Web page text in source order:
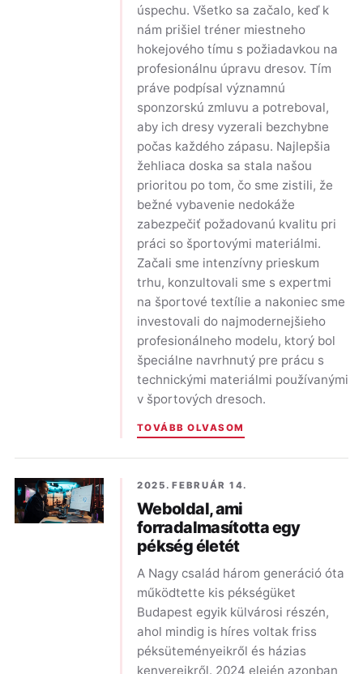
úspechu. Všetko sa začalo, keď k
nám prišiel tréner miestneho
hokejového tímu s požiadavkou na
profesionálnu úpravu dresov. Tím
práve podpísal významnú
sponzorskú zmluvu a potreboval,
aby ich dresy vyzerali bezchybne
počas každého zápasu. Najlepšia
žehliaca doska sa stala našou
prioritou po tom, čo sme zistili, že
bežné vybavenie nedokáže
zabezpečiť požadovanú kvalitu pri
práci so športovými materiálmi.
Začali sme intenzívny prieskum
trhu, konzultovali sme s expertmi
na športové textílie a nakoniec sme
investovali do najmodernejšieho
profesionálneho modelu, ktorý bol
špeciálne navrhnutý pre prácu s
technickými materiálmi používanými
v športových dresoch.
TOVÁBB OLVASOM
2025. FEBRUÁR 14.
Weboldal, ami
forradalmasította egy
pékség életét
A Nagy család három generáció óta
működtette kis pékségüket
Budapest egyik külvárosi részén,
ahol mindig is híres voltak friss
péksüteményeikről és házias
kenyereikről. 2024 elején azonban